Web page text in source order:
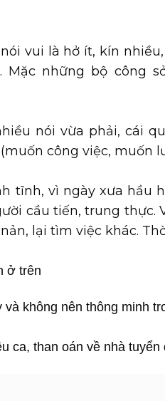
vui là hở ít, kín
Mặc những bộ công
nói vừa phải, cái
công việc, muốn
tĩnh, vì ngày xưa hầu
cầu tiến, trung
lại tìm việc khác.
ở trên
không nên thông minh
ca, than oán về nhà tuyển